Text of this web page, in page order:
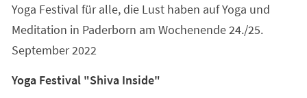
Yoga Festival für alle, die Lust haben auf Yoga und
Meditation in Paderborn am Wochenende 24./25.
September 2022
Yoga Festival "Shiva Inside"